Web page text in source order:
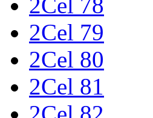
2Cel 79
2Cel 80
2Cel 81